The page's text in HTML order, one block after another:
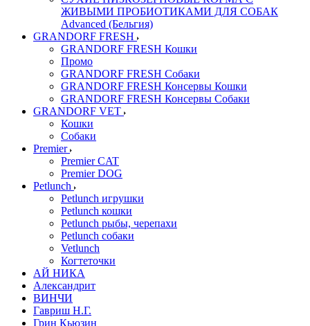
ЖИВЫМИ ПРОБИОТИКАМИ ДЛЯ СОБАК
Advanced (Бельгия)
GRANDORF FRESH
GRANDORF FRESH Кошки
Промо
GRANDORF FRESH Собаки
GRANDORF FRESH Консервы Кошки
GRANDORF FRESH Консервы Собаки
GRANDORF VET
Кошки
Собаки
Premier
Premier CAT
Premier DOG
Petlunch
Petlunch игрушки
Petlunch кошки
Petlunch рыбы, черепахи
Petlunch собаки
Vetlunch
Когтеточки
АЙ НИКА
Александрит
ВИНЧИ
Гавриш Н.Г.
Грин Кьюзин